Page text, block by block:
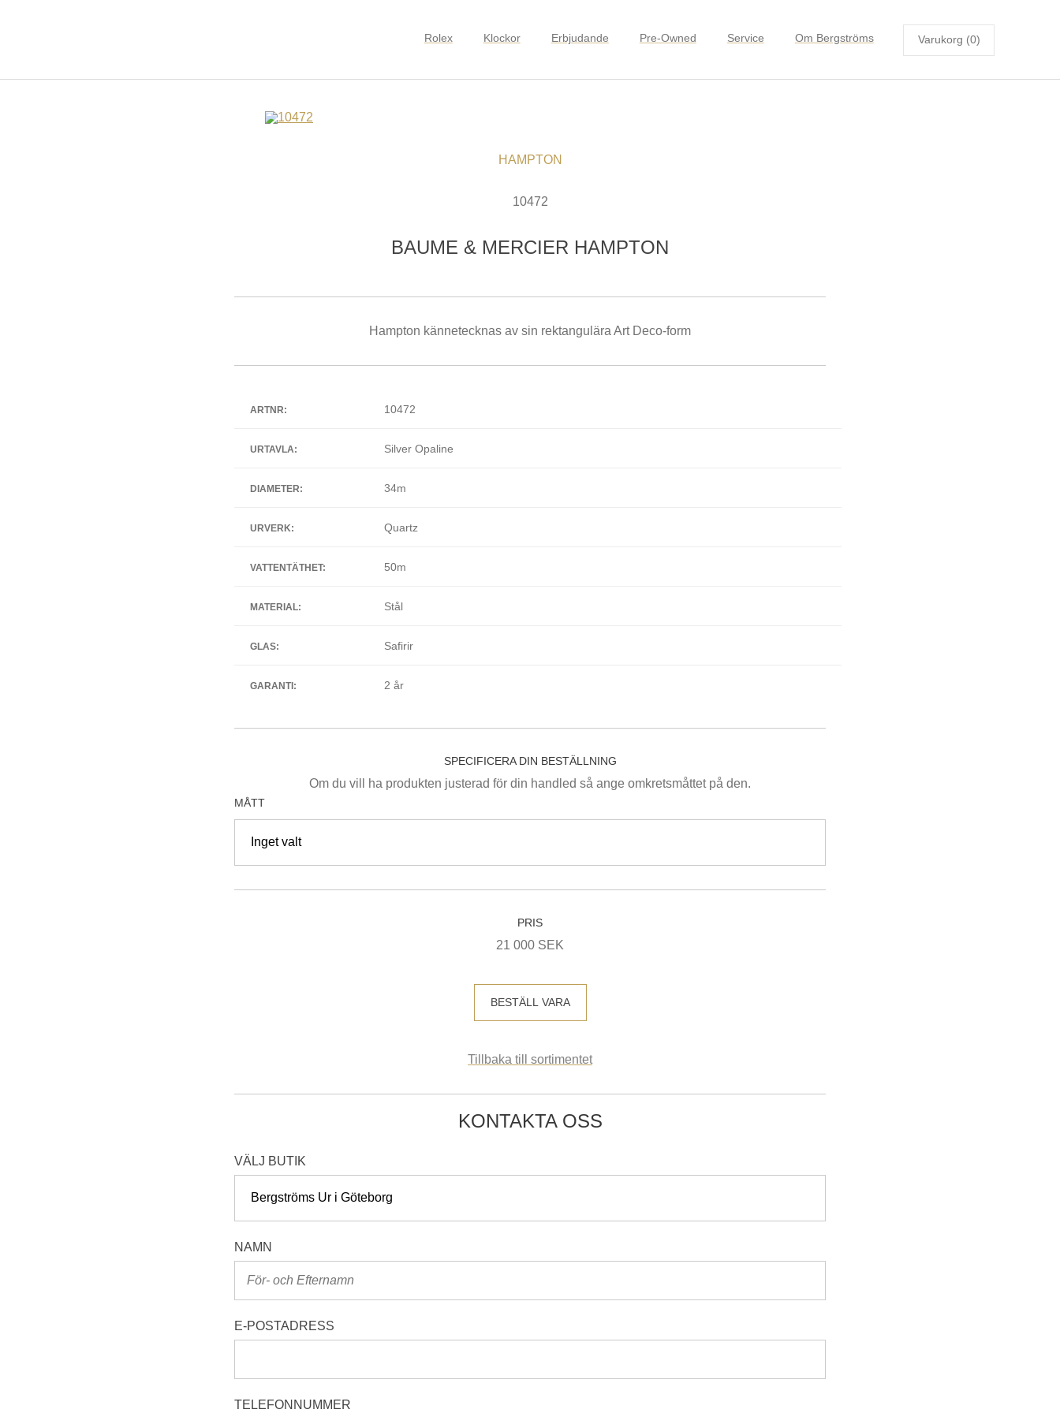
Rolex Klockor Erbjudande Pre-Owned Service Om Bergströms Varukorg (0)
HAMPTON
10472
BAUME & MERCIER HAMPTON
Hampton kännetecknas av sin rektangulära Art Deco-form
ARTNR: 10472
URTAVLA: Silver Opaline
DIAMETER: 34m
URVERK: Quartz
VATTENTÄTHET: 50m
MATERIAL: Stål
GLAS: Safirir
GARANTI: 2 år
SPECIFICERA DIN BESTÄLLNING
Om du vill ha produkten justerad för din handled så ange omkretsmåttet på den.
MÅTT
PRIS
21 000 SEK
BESTÄLL VARA
Tillbaka till sortimentet
KONTAKTA OSS
VÄLJ BUTIK
NAMN
E-POSTADRESS
TELEFONNUMMER